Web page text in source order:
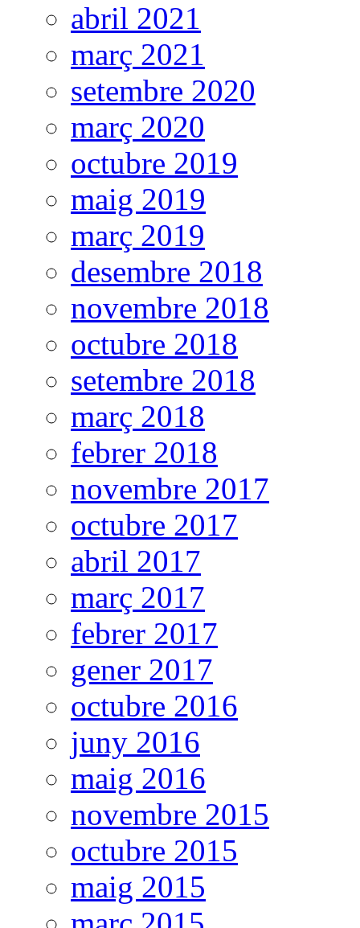
abril 2021
març 2021
setembre 2020
març 2020
octubre 2019
maig 2019
març 2019
desembre 2018
novembre 2018
octubre 2018
setembre 2018
març 2018
febrer 2018
novembre 2017
octubre 2017
abril 2017
març 2017
febrer 2017
gener 2017
octubre 2016
juny 2016
maig 2016
novembre 2015
octubre 2015
maig 2015